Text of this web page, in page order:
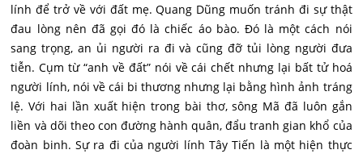
lính để trở về với đất mẹ. Quang Dũng muốn tránh đi sự thật
đau lòng nên đã gọi đó là chiếc áo bào. Đó là một cách nói
sang trọng, an ủi người ra đi và cũng đỡ tủi lòng người đưa
tiễn. Cụm từ “anh về đất” nói về cái chết nhưng lại bất tử hoá
người lính, nói về cái bi thương nhưng lại bằng hình ảnh tráng
lệ. Với hai lần xuất hiện trong bài thơ, sông Mã đã luôn gắn
liền và dõi theo con đường hành quân, đẩu tranh gian khổ của
đoàn binh. Sự ra đi của người lính Tây Tiến là một hiện thực